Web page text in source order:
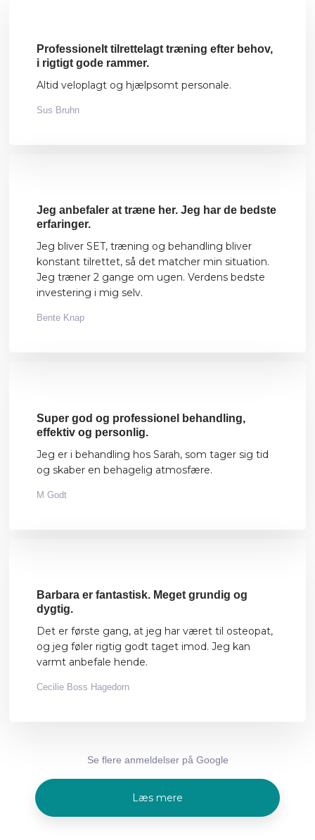
Professionelt tilrettelagt træning efter behov,
i rigtigt gode rammer.
Altid veloplagt og hjælpsomt personale.
Sus Bruhn
​Jeg anbefaler at træne her. Jeg har de bedste
erfaringer.
Jeg bliver SET, træning og behandling bliver
konstant tilrettet, så det matcher min situation.
Jeg træner 2 gange om ugen. Verdens bedste
investering i mig selv.
Bente Knap
Super god og professionel behandling,
effektiv og personlig.
Jeg er i behandling hos Sarah, som tager sig tid
og skaber en behagelig atmosfære.
M Godt
Barbara er fantastisk. Meget grundig og
dygtig.
Det er første gang, at jeg har været til osteopat,
og jeg føler rigtig godt taget imod. Jeg kan
varmt anbefale hende.
Cecilie Boss Hagedorn
Se flere anmeldelser på Google​
Læs mere​